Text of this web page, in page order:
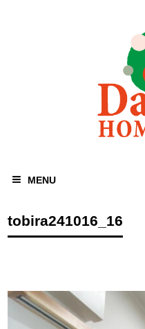
MENU
tobira241016_16